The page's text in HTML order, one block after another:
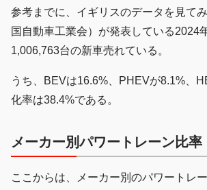
参考までに、イギリスのデータを見て
国自動車工業会）が発表している2024
1,006,763台の新車売れている。
うち、BEVは16.6%、PHEVが8.1%、
化率は38.4%である。
メーカー別パワートレーン比率
ここからは、メーカー別のパワートレ